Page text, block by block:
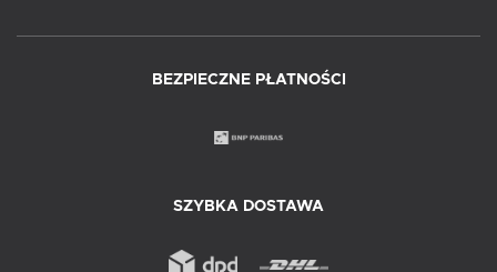
BEZPIECZNE PŁATNOŚCI
SZYBKA DOSTAWA